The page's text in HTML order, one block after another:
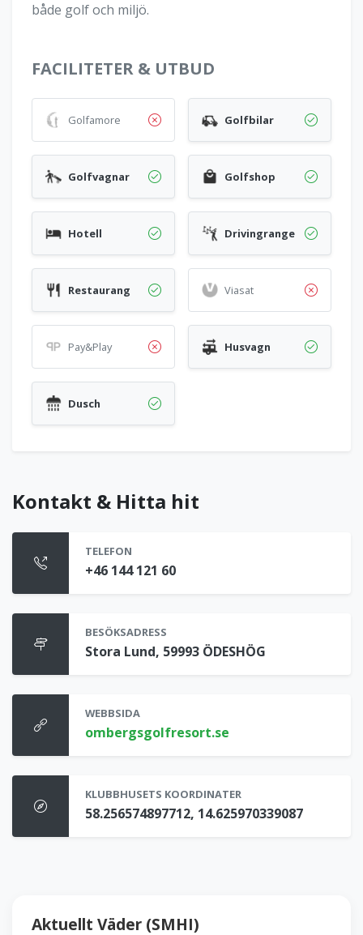
både golf och miljö.
FACILITETER & UTBUD
Golfamore Golfbilar
Golfvagnar Golfshop
Hotell Drivingrange
Restaurang Viasat
Pay&Play Husvagn
Dusch
Kontakt & Hitta hit
TELEFON
+46 144 121 60
BESÖKSADRESS
Stora Lund, 59993 ÖDESHÖG
WEBBSIDA
ombergsgolfresort.se
KLUBBHUSETS KOORDINATER
58.256574897712, 14.625970339087
Aktuellt Väder (SMHI)